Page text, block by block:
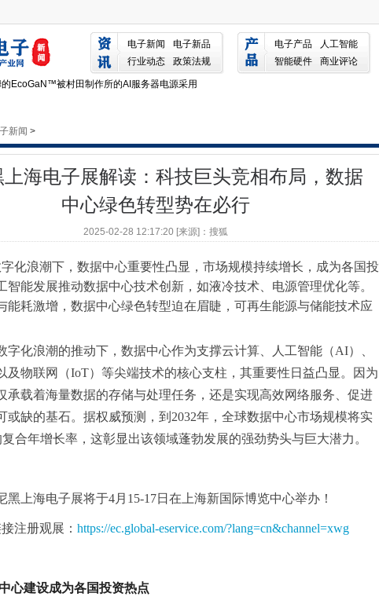
电子新闻
电子新品
行业动态
政策法规
电子产品
人工智能
智能硬件
商业评论
展商名单完整版来了！光电大展3月来袭！
信息：信息技术领域的奋进者
的EcoGaN™被村田制作所的AI服务器电源采用
锁2025慕尼黑上海电子展同期论坛，各大精彩论坛等您赴约！
智合：以智慧巡检重塑工业运维，引领智能时代变革
合推出全场景机器人方案，引领半导体智造升级
开发出适用于便携式A4打印机的小型热敏打印头
工业自动化系统的关键技术，运动控制方案如何驱动智造转型？
耐压GaN HEMT新增小型、高散热TOLL封装
有你，20周年老展商齐亮相
届“川渝同芯会”年会汇聚数百大湾区川渝精英
不辍 智启新程 —— 慕尼黑上海光博会明星企业璀璨登场（激光篇）
不辍 智启新程 —— 慕尼黑上海光博会明星企业璀璨登场（光学篇）
早看，过年送礼佳品bebird蜂鸟可视耳勺
最新动态--2025年1月
电子加强体系化建设，获TÜV莱茵四项管理体系认证
2025 GTB全球领先品牌颁奖典礼暨国际消费电子产业领袖峰会圆满举行
统局限，泰克助力芯朋微理想二极管更安全、更高效
PAYLAH：解锁营销新纪元，让商家经营无忧-营销利器+税票解决方案，一站式赋能商家
新闻 >
上海电子展解读：科技巨头竞相布局，数据
中心绿色转型势在必行
2025-02-28 12:17:20 [来源]：搜狐
化浪潮下，数据中心重要性凸显，市场规模持续增长，成为各国投
智能发展推动数据中心技术创新，如液冷技术、电源管理优化等。
能耗激增，数据中心绿色转型迫在眉睫，可再生能源与储能技术应
字化浪潮的推动下，数据中心作为支撑云计算、人工智能（AI）、
及物联网（IoT）等尖端技术的核心支柱，其重要性日益凸显。因为
承载着海量数据的存储与处理任务，还是实现高效网络服务、促进
或缺的基石。据权威预测，到2032年，全球数据中心市场规模将实
复合年增长率，这彰显出该领域蓬勃发展的强劲势头与巨大潜力。
黑上海电子展将于4月15-17日在上海新国际博览中心举办！
注册观展： https://ec.global-eservice.com/?lang=cn&channel=xwg
心建设成为各国投资热点